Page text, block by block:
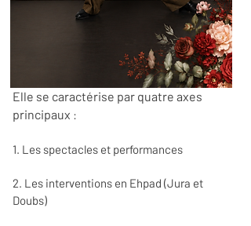
Elle se caractérise par quatre axes
principaux :
1. Les spectacles et performances
2. Les interventions en Ehpad (Jura et
Doubs)